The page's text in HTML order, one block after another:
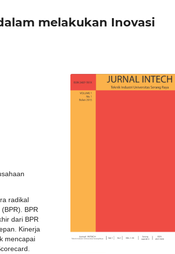
melakukan Inovasi
radikal
BPR
dari BPR
Kinerja
mencapai